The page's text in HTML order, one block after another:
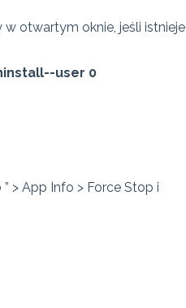
otwartym oknie, jeśli istnieje
user 0
> App Info > Force Stop i